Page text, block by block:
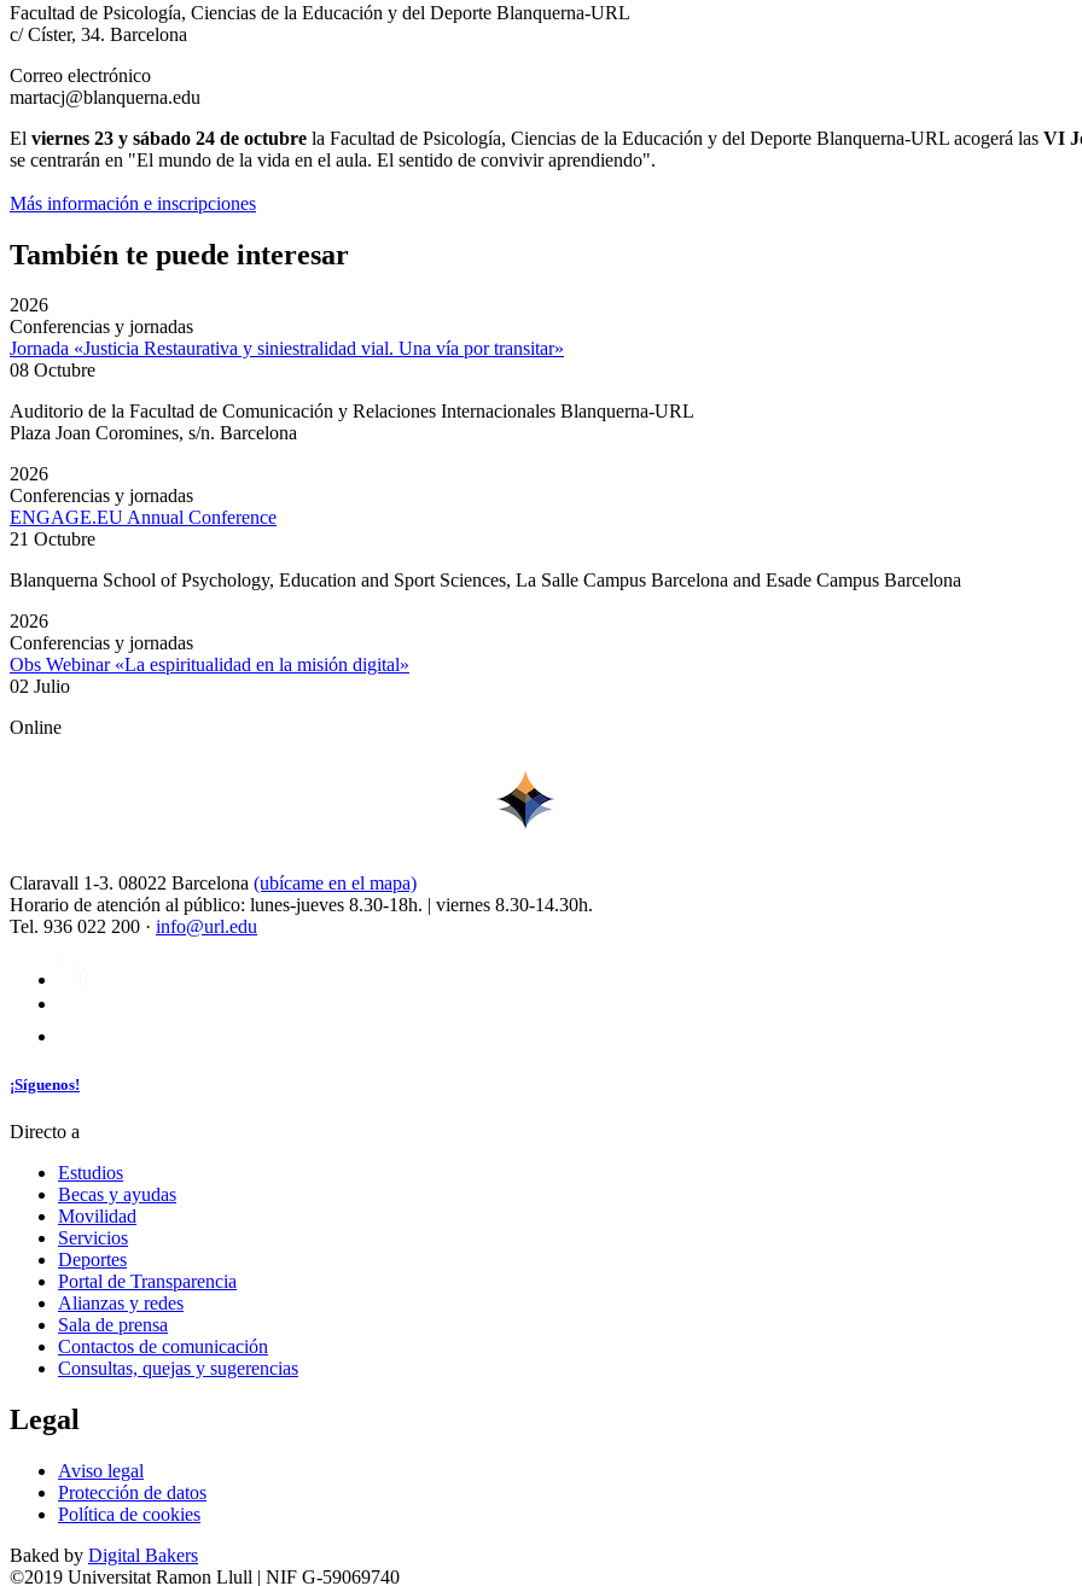
Facultad de Psicología, Ciencias de la Educación y del Deporte Blanquerna-URL
c/ Císter, 34. Barcelona
Correo electrónico
martacj@blanquerna.edu
El viernes 23 y sábado 24 de octubre la Facultad de Psicología, Ciencias de la Educación y del Deporte Blanquerna-URL acogerá las VI
se centrarán en "El mundo de la vida en el aula. El sentido de convivir aprendiendo".
Más información e inscripciones
También te puede interesar
2026
Conferencias y jornadas
Jornada «Justicia Restaurativa y siniestralidad vial. Una vía por transitar»
08 Octubre
Auditorio de la Facultad de Comunicación y Relaciones Internacionales Blanquerna-URL
Plaza Joan Coromines, s/n. Barcelona
2026
Conferencias y jornadas
ENGAGE.EU Annual Conference
21 Octubre
Blanquerna School of Psychology, Education and Sport Sciences, La Salle Campus Barcelona and Esade Campus Barcelona
2026
Conferencias y jornadas
Obs Webinar «La espiritualidad en la misión digital»
02 Julio
Online
Claravall 1-3. 08022 Barcelona (ubícame en el mapa)
Horario de atención al público: lunes-jueves 8.30-18h. | viernes 8.30-14.30h.
Tel. 936 022 200 · info@url.edu
¡Síguenos!
Directo a
Estudios
Becas y ayudas
Movilidad
Servicios
Deportes
Portal de Transparencia
Alianzas y redes
Sala de prensa
Contactos de comunicación
Consultas, quejas y sugerencias
Legal
Aviso legal
Protección de datos
Política de cookies
Baked by Digital Bakers
©2019 Universitat Ramon Llull | NIF G-59069740